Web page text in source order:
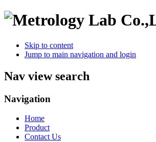
Skip to content
Jump to main navigation and login
Nav view search
Navigation
Home
Product
Contact Us